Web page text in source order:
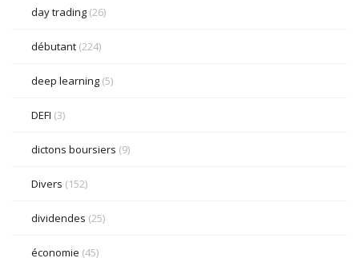
day trading (26)
débutant (224)
deep learning (5)
DEFI (3)
dictons boursiers (9)
Divers (152)
dividendes (25)
économie (45)